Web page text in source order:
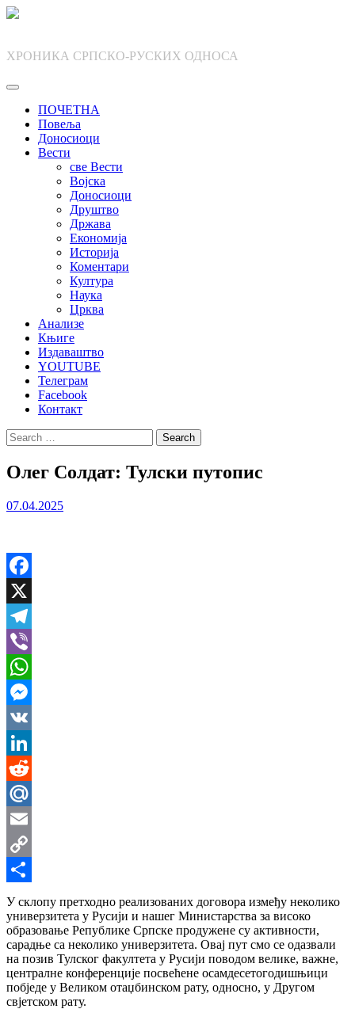
Skip
ХРОНИКА СРПСКО-РУСКИХ ОДНОСА
ПОЧЕТНА
Повеља
Доносиоци
Вести
све Вести
Војска
Доносиоци
Друштво
Држава
Економија
Историја
Коментари
Култура
Наука
Црква
Анализе
Књиге
Издаваштво
YOUTUBE
Телеграм
Facebook
Контакт
Search
for:
Олег Солдат: Тулски путопис
07.04.2025
Facebook
X
Telegram
Viber
WhatsApp
Messenger
VK
LinkedIn
Reddit
Mail.Ru
Email
Copy
Link
Share
У склопу претходно реализованих договора између неколико
универзитета у Русији и нашег Министарства за високо
образовање Републике Српске продужене су активности,
сарадње са неколико универзитета. Овај пут смо се одазвали
на позив Тулског факултета у Русији поводом велике, важне,
централне конференције посвећене осамдесетогодишњици
побједе у Великом отаџбинском рату, односно, у Другом
свјетском рату.